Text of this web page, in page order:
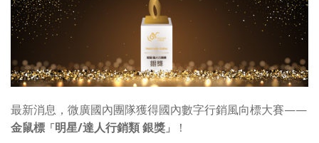
最新消息，微廣國內團隊獲得國內數字行銷風向標大賽——
金鼠標 「明星/達人行銷類 銀獎 」 ！